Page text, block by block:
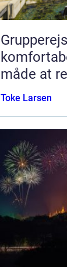
måde at
Toke Larsen